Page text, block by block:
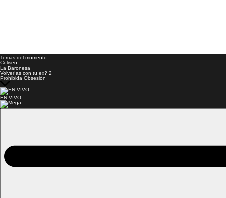
Temas del momento:
Coliseo
La Baronesa
Volverías con tu ex? 2
Prohibida Obsesión
EN VIVO